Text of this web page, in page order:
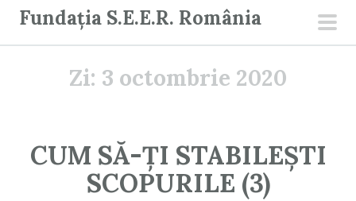
Fundația S.E.E.R. România
Zi: 3 octombrie 2020
CUM SĂ-ȚI STABILEȘTI
SCOPURILE (3)